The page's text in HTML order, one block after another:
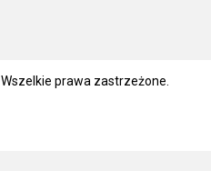
. Wszelkie prawa zastrzeżone.